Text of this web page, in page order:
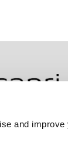
and
إعلان